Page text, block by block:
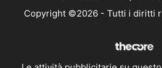
Copyright ©2026 - Tutti i diritti